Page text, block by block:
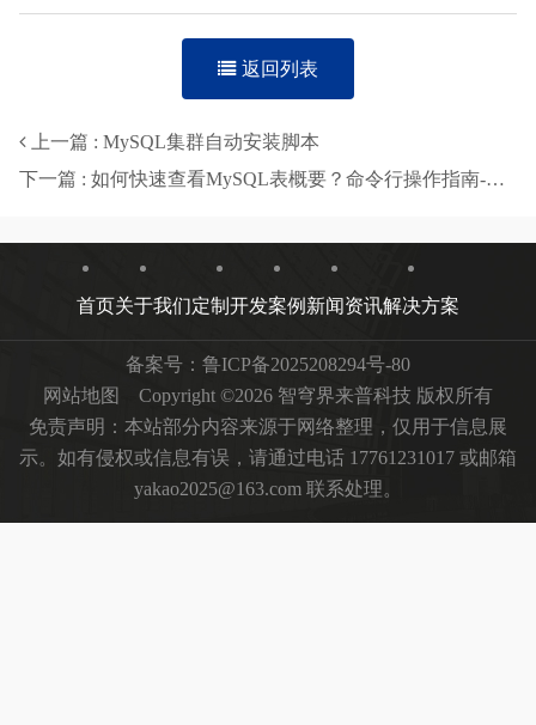
返回列表
上一篇 : MySQL集群自动安装脚本
下一篇 : 如何快速查看MySQL表概要？命令行操作指南-智穹界来普科技
首页关于我们定制开发案例 新闻资讯解决方案
备案号： 鲁ICP备2025208294号-80
网站地图
Copyright ©2026 智穹界来普科技 版权所有
免责声明：本站部分内容来源于网络整理，仅用于信息展
示。如有侵权或信息有误，请通过电话 17761231017 或邮箱
yakao2025@163.com 联系处理。